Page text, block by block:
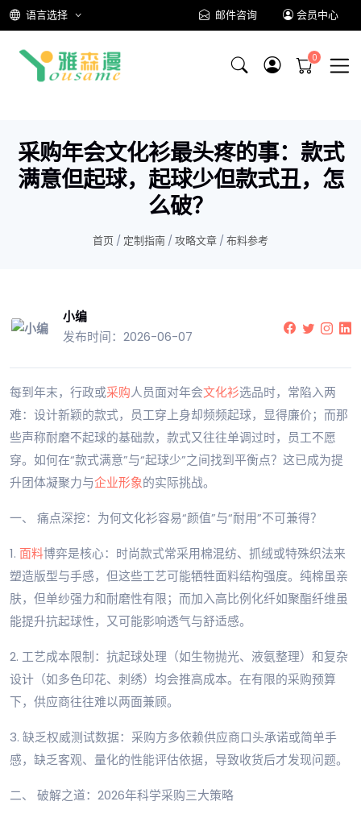
语言选择 邮件咨询 会员中心
采购年会文化衫最头疼的事：款式
满意但起球，起球少但款式丑，怎
么破？
首页 / 定制指南 / 攻略文章 / 布料参考
小编
发布时间：2026-06-07
每到年末，行政或采购人员面对年会文化衫选品时，常陷入两
难：设计新颖的款式，员工穿上身却频频起球，显得廉价；而那
些声称耐磨不起球的基础款，款式又往往单调过时，员工不愿
穿。如何在“款式满意”与“起球少”之间找到平衡点？这已成为提
升团体凝聚力与企业形象的实际挑战。
一、 痛点深挖：为何文化衫容易“颜值”与“耐用”不可兼得？
1. 面料博弈是核心：时尚款式常采用棉混纺、抓绒或特殊织法来
塑造版型与手感，但这些工艺可能牺牲面料结构强度。纯棉虽亲
肤，但单纱强力和耐磨性有限；而加入高比例化纤如聚酯纤维虽
能提升抗起球性，又可能影响透气与舒适感。
2. 工艺成本限制：抗起球处理（如生物抛光、液氨整理）和复杂
设计（如多色印花、刺绣）均会推高成本。在有限的采购预算
下，供应商往往难以两面兼顾。
3. 缺乏权威测试数据：采购方多依赖供应商口头承诺或简单手
感，缺乏客观、量化的性能评估依据，导致收货后才发现问题。
二、 破解之道：2026年科学采购三大策略